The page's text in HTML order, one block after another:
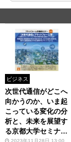
ビジネス
次世代通信がどこへ
向かうのか、いま起
こっている変化の分
析と、未来を展望す
る京都大学セミナー
2023年11月28日 13:00